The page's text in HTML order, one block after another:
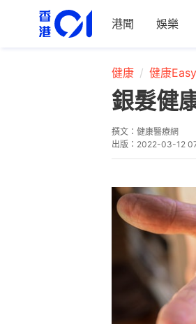
港聞 娛樂
健康 健康Easy
銀髮健
撰文： 健康醫療網
出版： 2022-03-12